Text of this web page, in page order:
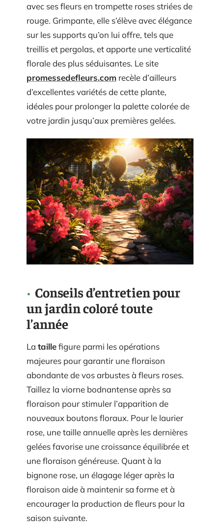
avec ses fleurs en trompette roses striées de
rouge. Grimpante, elle s’élève avec élégance
sur les supports qu’on lui offre, tels que
treillis et pergolas, et apporte une verticalité
florale des plus séduisantes. Le site
promessedefleurs.com recèle d’ailleurs
d’excellentes variétés de cette plante,
idéales pour prolonger la palette colorée de
votre jardin jusqu’aux premières gelées.
Conseils d’entretien pour
un jardin coloré toute
l’année
La taillefigure parmi les opérations
majeures pour garantir une floraison
abondante de vos arbustes à fleurs roses.
Taillez la viorne bodnantense après sa
floraison pour stimuler l’apparition de
nouveaux boutons floraux. Pour le laurier
rose, une taille annuelle après les dernières
gelées favorise une croissance équilibrée et
une floraison généreuse. Quant à la
bignone rose, un élagage léger après la
floraison aide à maintenir sa forme et à
encourager la production de fleurs pour la
saison suivante.